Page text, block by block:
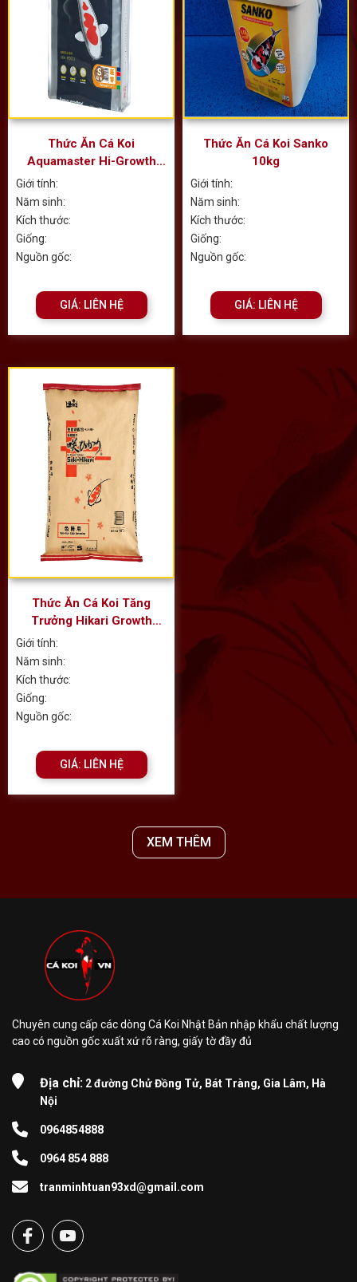
Thức Ăn Cá Koi
Aquamaster Hi-Growth
Chìm (10kg)
Giới tính:
Năm sinh:
Kích thước:
Giống:
Nguồn gốc:
GIÁ: LIÊN HỆ
Thức Ăn Cá Koi Sanko
10kg
Giới tính:
Năm sinh:
Kích thước:
Giống:
Nguồn gốc:
GIÁ: LIÊN HỆ
Thức Ăn Cá Koi Tăng
Trưởng Hikari Growth
Giới tính:
Năm sinh:
Kích thước:
Giống:
Nguồn gốc:
GIÁ: LIÊN HỆ
XEM THÊM
Chuyên cung cấp các dòng Cá Koi Nhật Bản nhập khẩu chất lượng
cao có nguồn gốc xuất xứ rõ ràng, giấy tờ đầy đủ
Địa chỉ: 2 đường Chử Đồng Tử, Bát Tràng, Gia Lâm, Hà
Nội
0964854888
0964 854 888
tranminhtuan93xd@gmail.com